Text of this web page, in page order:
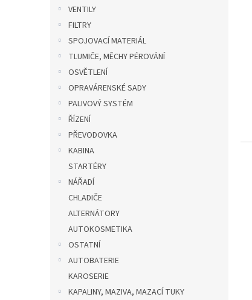
VENTILY
FILTRY
SPOJOVACÍ MATERIÁL
TLUMIČE, MĚCHY PÉROVÁNÍ
OSVĚTLENÍ
OPRAVÁRENSKÉ SADY
PALIVOVÝ SYSTÉM
ŘÍZENÍ
PŘEVODOVKA
KABINA
STARTÉRY
NÁŘADÍ
CHLADIČE
ALTERNÁTORY
AUTOKOSMETIKA
OSTATNÍ
AUTOBATERIE
KAROSERIE
KAPALINY, MAZIVA, MAZACÍ TUKY